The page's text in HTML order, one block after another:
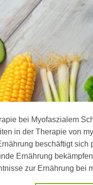
bei Myofaszialem
in der Therapie von
beschäftigt
Ernährung
zur Ernährung bei